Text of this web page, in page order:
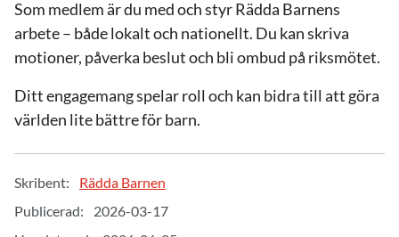
Som medlem är du med och styr Rädda Barnens
arbete – både lokalt och nationellt. Du kan skriva
motioner, påverka beslut och bli ombud på riksmötet.
Ditt engagemang spelar roll och kan bidra till att göra
världen lite bättre för barn.
Skribent:
Rädda Barnen
Publicerad:
2026-03-17